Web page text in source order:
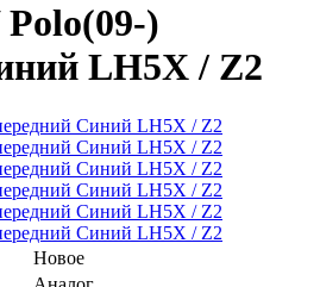
)
LH5X / Z2
Новое